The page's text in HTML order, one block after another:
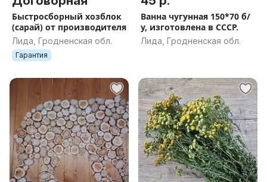
Быстросборный хозблок
(сарай) от производителя
Лида, Гродненская обл.
Гарантия
Ванна чугунная 150*70 б/
у, изготовлена в СССР.
Лида, Гродненская обл.